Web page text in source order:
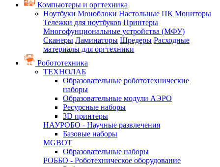
Компьютеры и оргтехника
Ноутбуки Моноблоки Настольные ПК Мониторы
Тележки для ноутбуков Принтеры
Многофунциональные устройства (МФУ)
Сканеры Ламинаторы Шредеры Расходные
материалы для оргтехники
Робототехника
ТЕХНОЛАБ
Образовательные робототехнические
наборы
Образовательные модули АЭРО
Ресурсные наборы
3D принтеры
НАУРОБО - Научные развлечения
Базовые наборы
MGBOT
Образовательные наборы
РОББО - Роботехническое оборудование